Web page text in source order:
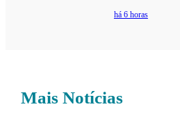
há 6 horas
Mais Notícias